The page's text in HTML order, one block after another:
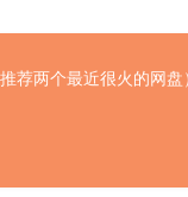
荐两个最近很火的网盘